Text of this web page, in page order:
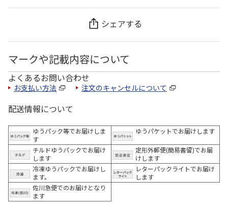
シェアする
マークや記載内容について
よくあるお問い合わせ
お支払い方法 注文のキャンセルについて
配送情報について
ゆうパック等でお届けしま
す
ゆうパケットでお届けします
チルドゆうパックでお届け
します
定形外郵便(簡易書留)でお届
けします
冷凍ゆうパックでお届けし
ます。
レターパックライトでお届け
します
佐川急便でのお届けとなり
ます